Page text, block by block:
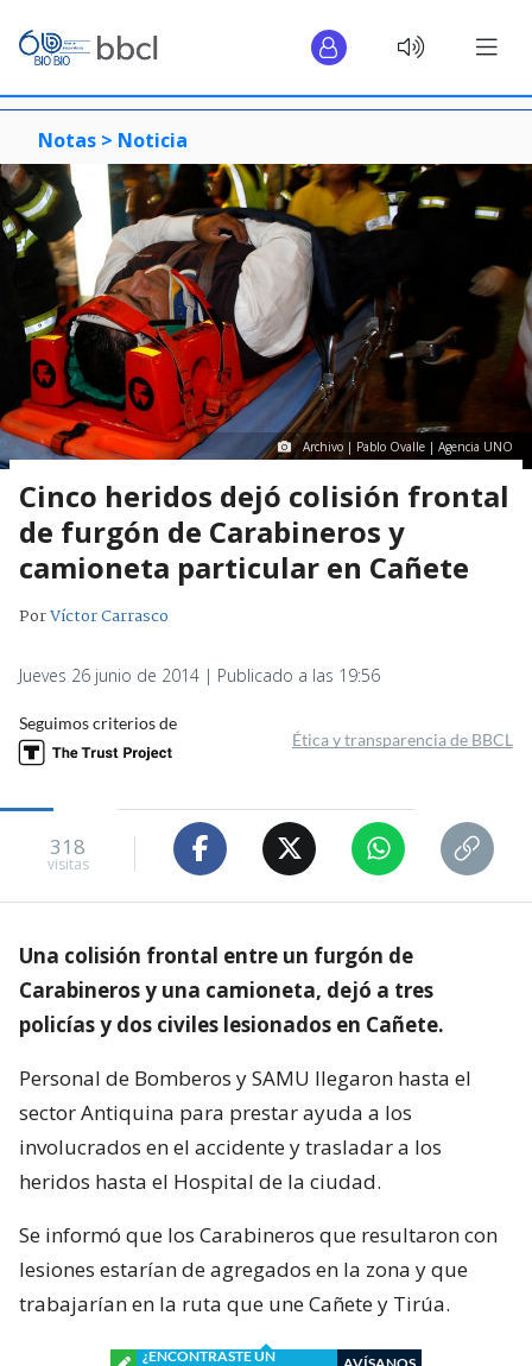
Notas > Noticia
Archivo | Pablo Ovalle | Agencia UNO
Cinco heridos dejó colisión frontal
de furgón de Carabineros y
camioneta particular en Cañete
PorVíctor Carrasco
Jueves 26 junio de 2014 | Publicado a las 19:56
Seguimos criterios de
Ética y transparencia de BBCL
318
visitas
Una colisión frontal entre un furgón de
Carabineros y una camioneta, dejó a tres
policías y dos civiles lesionados en Cañete.
Personal de Bomberos y SAMU llegaron hasta el
sector Antiquina para prestar ayuda a los
involucrados en el accidente y trasladar a los
heridos hasta el Hospital de la ciudad.
Se informó que los Carabineros que resultaron con
lesiones estarían de agregados en la zona y que
trabajarían en la ruta que une Cañete y Tirúa.
¿ENCONTRASTE UN